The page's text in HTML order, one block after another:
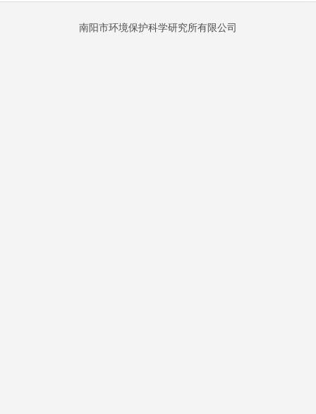
南阳市环境保护科学研究所有限公司